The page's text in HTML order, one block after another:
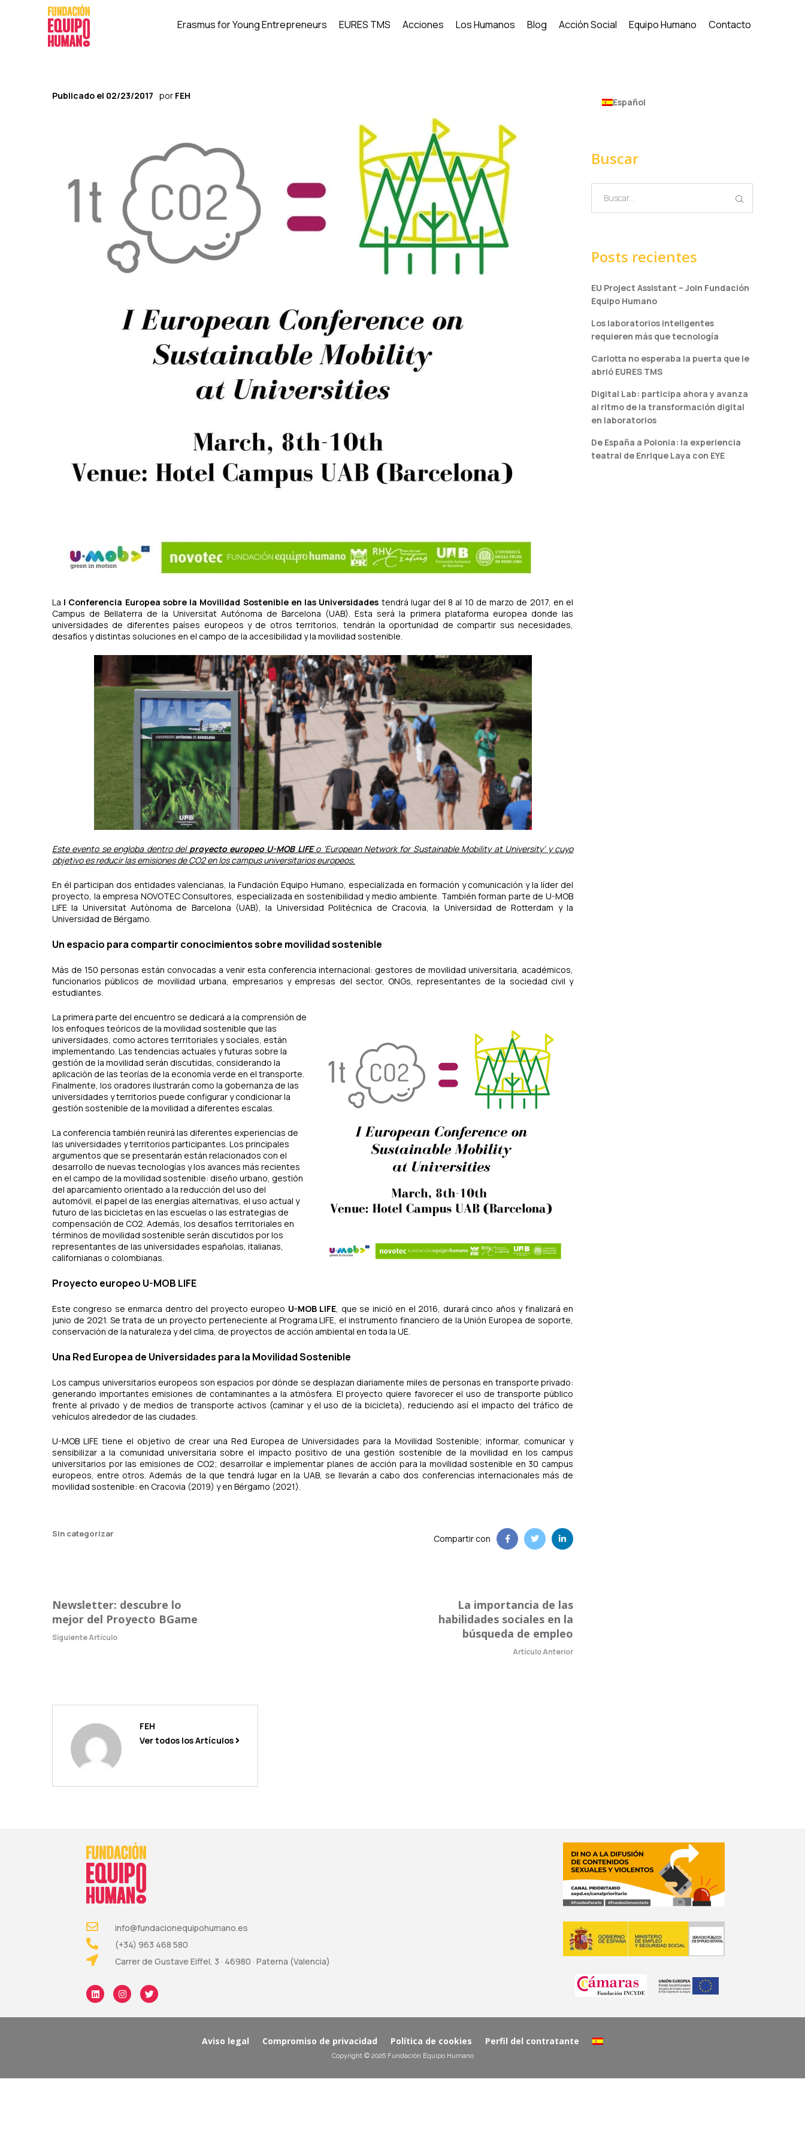
Erasmus for Young Entrepreneurs EURES TMS Acciones Los Humanos Blog Acción Social Equipo Humano Contacto
Publicado el 02/23/2017 por FEH
La I Conferencia Europea sobre la Movilidad Sostenible en las Universidades tendrá lugar del 8 al 10 de marzo de 2017, en el
Campus de Bellaterra de la Universitat Autónoma de Barcelona (UAB). Esta será la primera plataforma europea donde las
universidades de diferentes países europeos y de otros territorios, tendrán la oportunidad de compartir sus necesidades,
desafíos y distintas soluciones en el campo de la accesibilidad y la movilidad sostenible.
Este evento se engloba dentro del proyecto europeo U-MOB LIFEo ‘European Network for Sustainable Mobility at University’ y cuyo
objetivo es reducir las emisiones de CO2 en los campus universitarios europeos.
En él participan dos entidades valencianas, la Fundación Equipo Humano, especializada en formación y comunicación y la líder del
proyecto, la empresa NOVOTEC Consultores, especializada en sostenibilidad y medio ambiente. También forman parte de U-MOB
LIFE la Universitat Autònoma de Barcelona (UAB), la Universidad Politécnica de Cracovia, la Universidad de Rotterdam y la
Universidad de Bérgamo.
Un espacio para compartir conocimientos sobre movilidad sostenible
Más de 150 personas están convocadas a venir esta conferencia internacional: gestores de movilidad universitaria, académicos,
funcionarios públicos de movilidad urbana, empresarios y empresas del sector, ONGs, representantes de la sociedad civil y
estudiantes.
La primera parte del encuentro se dedicará a la comprensión de
los enfoques teóricos de la movilidad sostenible que las
universidades, como actores territoriales y sociales, están
implementando. Las tendencias actuales y futuras sobre la
gestión de la movilidad serán discutidas, considerando la
aplicación de las teorías de la economía verde en el transporte.
Finalmente, los oradores ilustrarán como la gobernanza de las
universidades y territorios puede configurar y condicionar la
gestión sostenible de la movilidad a diferentes escalas.
La conferencia también reunirá las diferentes experiencias de
las universidades y territorios participantes. Los principales
argumentos que se presentarán están relacionados con el
desarrollo de nuevas tecnologías y los avances más recientes
en el campo de la movilidad sostenible: diseño urbano, gestión
del aparcamiento orientado a la reducción del uso del
automóvil, el papel de las energías alternativas, el uso actual y
futuro de las bicicletas en las escuelas o las estrategias de
compensación de CO2. Además, los desafíos territoriales en
términos de movilidad sostenible serán discutidos por los
representantes de las universidades españolas, italianas,
californianas o colombianas.
Proyecto europeo U-MOB LIFE
Este congreso se enmarca dentro del proyecto europeo U-MOB LIFE, que se inició en el 2016, durará cinco años y finalizará en
junio de 2021. Se trata de un proyecto perteneciente al Programa LIFE, el instrumento financiero de la Unión Europea de soporte,
conservación de la naturaleza y del clima, de proyectos de acción ambiental en toda la UE.
Una Red Europea de Universidades para la Movilidad Sostenible
Los campus universitarios europeos son espacios por dónde se desplazan diariamente miles de personas en transporte privado:
generando importantes emisiones de contaminantes a la atmósfera. El proyecto quiere favorecer el uso de transporte público
frente al privado y de medios de transporte activos (caminar y el uso de la bicicleta), reduciendo así el impacto del tráfico de
vehículos alrededor de las ciudades.
U-MOB LIFE tiene el objetivo de crear una Red Europea de Universidades para la Movilidad Sostenible; informar, comunicar y
sensibilizar a la comunidad universitaria sobre el impacto positivo de una gestión sostenible de la movilidad en los campus
universitarios por las emisiones de CO2; desarrollar e implementar planes de acción para la movilidad sostenible en 30 campus
europeos, entre otros. Además de la que tendrá lugar en la UAB, se llevarán a cabo dos conferencias internacionales más de
movilidad sostenible: en Cracovia (2019) y en Bérgamo (2021).
Sin categorizar Compartir con
Newsletter: descubre lo
mejor del Proyecto BGame
Siguiente Artículo
La importancia de las
habilidades sociales en la
búsqueda de empleo
Artículo Anterior
FEH
Ver todos los Artículos
Español
Buscar
Posts recientes
EU Project Assistant – Join Fundación
Equipo Humano
Los laboratorios inteligentes
requieren más que tecnología
Carlotta no esperaba la puerta que le
abrió EURES TMS
Digital Lab: participa ahora y avanza
al ritmo de la transformación digital
en laboratorios
De España a Polonia: la experiencia
teatral de Enrique Laya con EYE
info@fundacionequipohumano.es
(+34) 963 468 580
Carrer de Gustave Eiffel, 3 · 46980 · Paterna (Valencia)
Aviso legal Compromiso de privacidad Política de cookies Perfil del contratante
Copyright © 2026 Fundación Equipo Humano